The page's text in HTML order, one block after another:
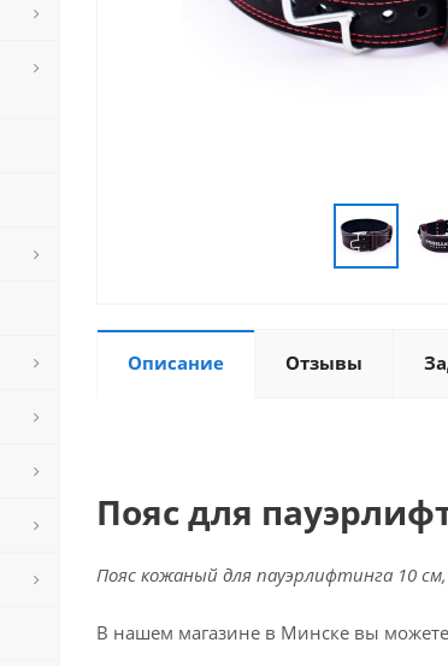
Описание Отзывы
Пояс для
Пояс кожаный для пауэрлифтинга 10 см,
В нашем магазине в Минске вы